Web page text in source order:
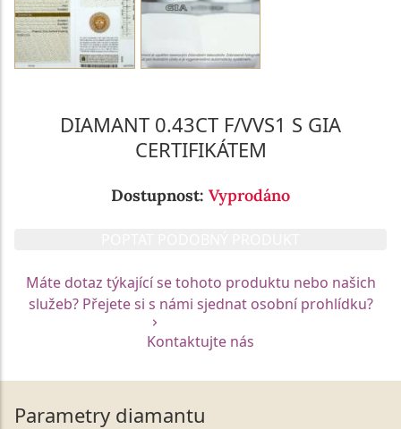
DIAMANT 0.43CT F/VVS1 S GIA
CERTIFIKÁTEM
Dostupnost: Vyprodáno
Máte dotaz týkající se tohoto produktu nebo našich
služeb? Přejete si s námi sjednat osobní prohlídku?
Kontaktujte nás
Parametry diamantu